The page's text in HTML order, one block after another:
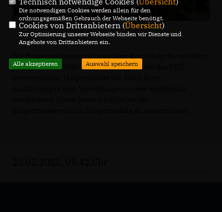
Steffen Schilm stellten sich den Mitgliedern des CDU-
Die notwendigen Cookies werden allein für den
ordnungsgemäßen Gebrauch der Webseite benötigt.
Cookies von Drittanbietern (Übersicht)
Zur Optimierung unserer Webseite binden wir Dienste und
Angebote von Drittanbietern ein.
Alle akzeptieren Auswahl speichern